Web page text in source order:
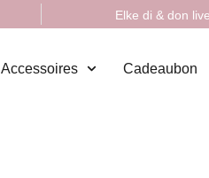
Elke di & don
Accessoires Cadeaubon